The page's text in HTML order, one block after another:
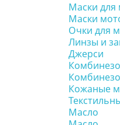
Маски для
Маски
Очки для
Линзы и
Джерси
Кожаные
Масло